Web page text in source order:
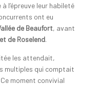
l’épreuve leur habileté
ont eu
de Beaufort, avant
de Roselend.
les attendait,
multiples qui comptait
moment convivial